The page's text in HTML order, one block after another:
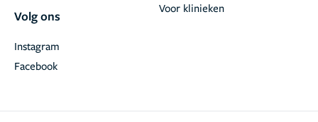
Volg ons
Facebook
Instagram
Voor klinieken